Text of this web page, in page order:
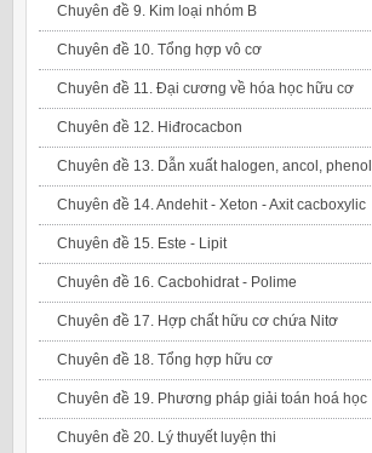
Chuyên đề 9. Kim loại nhóm B
Chuyên đề 10. Tổng hợp vô cơ
Chuyên đề 11. Đại cương về hóa học hữu cơ
Chuyên đề 12. Hiđrocacbon
Chuyên đề 13. Dẫn xuất halogen, ancol, phenol
Chuyên đề 14. Andehit - Xeton - Axit cacboxylic
Chuyên đề 15. Este - Lipit
Chuyên đề 16. Cacbohidrat - Polime
Chuyên đề 17. Hợp chất hữu cơ chứa Nitơ
Chuyên đề 18. Tổng hợp hữu cơ
Chuyên đề 19. Phương pháp giải toán hoá học
Chuyên đề 20. Lý thuyết luyện thi